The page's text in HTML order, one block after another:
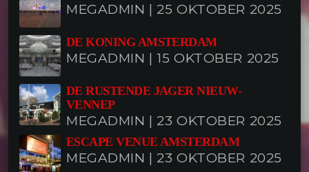
MEGADMIN | 25 OKTOBER 2025
DE KONING AMSTERDAM
MEGADMIN | 15 OKTOBER 2025
DE RUSTENDE JAGER NIEUW-
VENNEP
MEGADMIN | 23 OKTOBER 2025
ESCAPE VENUE AMSTERDAM
MEGADMIN | 23 OKTOBER 2025